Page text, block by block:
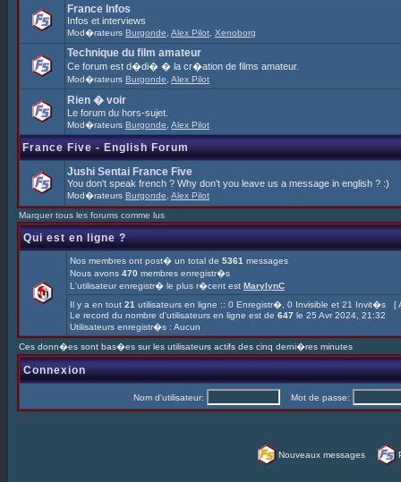
France Infos
Infos et interviews
Mod�rateurs Burgonde Alex Pilot Xenoborg
Technique du film amateur
Ce forum est d�di� � la cr�ation de films amateur.
Mod�rateurs Burgonde Alex Pilot
Rien � voir
Le forum du hors-sujet.
Mod�rateurs Burgonde Alex Pilot
France Five - English Forum
Jushi Sentai France Five
You don't speak french ? Why don't you leave us a message in english ? :)
Mod�rateurs Burgonde Alex Pilot
Marquer tous les forums comme lus
Qui est en ligne ?
Nos membres ont post� un total de 5361 messages
Nous avons 470 membres enregistr�s
L'utilisateur enregistr� le plus r�cent est MarylynC
Il y a en tout 21 utilisateurs en ligne :: 0 Enregistr�, 0 Invisible et 21 Invit�s [
Le record du nombre d'utilisateurs en ligne est de 647 le 25 Avr 2024, 21:32
Utilisateurs enregistr�s : Aucun
Ces donn�es sont bas�es sur les utilisateurs actifs des cinq derni�res minutes
Connexion
Nom d'utilisateur: Mot de passe:
Nouveaux messages